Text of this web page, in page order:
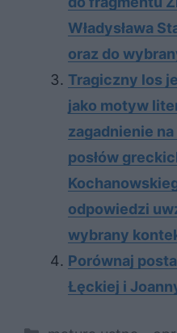
Władysława
oraz do
Tragiczny los
jako motyw
zagadnienie
posłów
odpowiedzi
wybrany
Porównaj
Łęckiej i